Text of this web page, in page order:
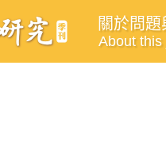
關於問
About this